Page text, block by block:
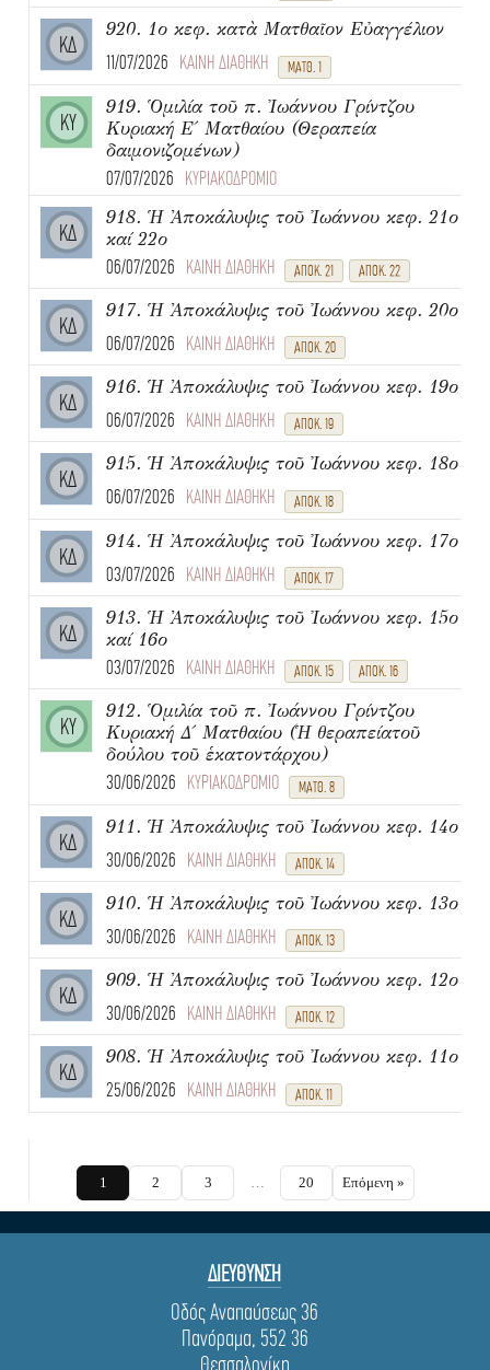
ΚΔ
920. 1ο κεφ. κατὰ Ματθαῖον Εὐαγγέλιον
11/07/2026 ΚΑΙΝΗ ΔΙΑΘΗΚΗ ΜΑΤΘ. 1
ΚΥ
919. Ὁμιλία τοῦ π. Ἰωάννου Γρίντζου
Κυριακή Ε΄ Ματθαίου (Θεραπεία
δαιμονιζομένων)
07/07/2026 ΚΥΡΙΑΚΟΔΡΟΜΙΟ
ΚΔ
918. Ἡ Ἀποκάλυψις τοῦ Ἰωάννου κεφ. 21ο
καί 22ο
06/07/2026 ΚΑΙΝΗ ΔΙΑΘΗΚΗ ΑΠΟΚ. 21 ΑΠΟΚ. 22
ΚΔ
917. Ἡ Ἀποκάλυψις τοῦ Ἰωάννου κεφ. 20ο
06/07/2026 ΚΑΙΝΗ ΔΙΑΘΗΚΗ ΑΠΟΚ. 20
ΚΔ
916. Ἡ Ἀποκάλυψις τοῦ Ἰωάννου κεφ. 19ο
06/07/2026 ΚΑΙΝΗ ΔΙΑΘΗΚΗ ΑΠΟΚ. 19
ΚΔ
915. Ἡ Ἀποκάλυψις τοῦ Ἰωάννου κεφ. 18ο
06/07/2026 ΚΑΙΝΗ ΔΙΑΘΗΚΗ ΑΠΟΚ. 18
ΚΔ
914. Ἡ Ἀποκάλυψις τοῦ Ἰωάννου κεφ. 17ο
03/07/2026 ΚΑΙΝΗ ΔΙΑΘΗΚΗ ΑΠΟΚ. 17
ΚΔ
913. Ἡ Ἀποκάλυψις τοῦ Ἰωάννου κεφ. 15ο
καί 16ο
03/07/2026 ΚΑΙΝΗ ΔΙΑΘΗΚΗ ΑΠΟΚ. 15 ΑΠΟΚ. 16
ΚΥ
912. Ὁμιλία τοῦ π. Ἰωάννου Γρίντζου
Κυριακή Δ΄ Ματθαίου (Ἡ θεραπείατοῦ
δούλου τοῦ ἑκατοντάρχου)
30/06/2026 ΚΥΡΙΑΚΟΔΡΟΜΙΟ ΜΑΤΘ. 8
ΚΔ
911. Ἡ Ἀποκάλυψις τοῦ Ἰωάννου κεφ. 14ο
30/06/2026 ΚΑΙΝΗ ΔΙΑΘΗΚΗ ΑΠΟΚ. 14
ΚΔ
910. Ἡ Ἀποκάλυψις τοῦ Ἰωάννου κεφ. 13ο
30/06/2026 ΚΑΙΝΗ ΔΙΑΘΗΚΗ ΑΠΟΚ. 13
ΚΔ
909. Ἡ Ἀποκάλυψις τοῦ Ἰωάννου κεφ. 12ο
30/06/2026 ΚΑΙΝΗ ΔΙΑΘΗΚΗ ΑΠΟΚ. 12
ΚΔ
908. Ἡ Ἀποκάλυψις τοῦ Ἰωάννου κεφ. 11ο
25/06/2026 ΚΑΙΝΗ ΔΙΑΘΗΚΗ ΑΠΟΚ. 11
1 2 3 … 20 Επόμενη »
ΔΙΕΥΘΥΝΣΗ
Οδός Αναπαύσεως 36
Πανόραμα, 552 36
Θεσσαλονίκη